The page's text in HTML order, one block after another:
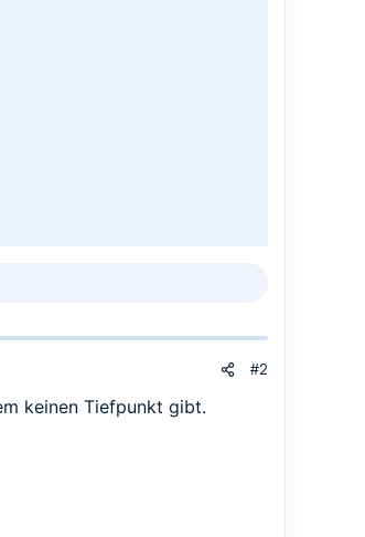
#2
keinen Tiefpunkt gibt.